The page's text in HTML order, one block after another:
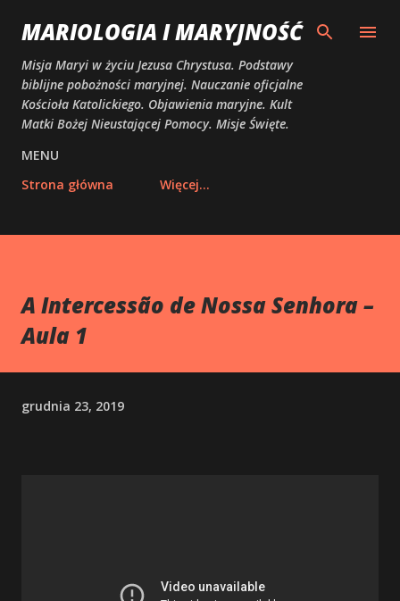
Przejdź do głównej zawartości
MARIOLOGIA I MARYJNOŚĆ
Misja Maryi w życiu Jezusa Chrystusa. Podstawy
biblijne pobożności maryjnej. Nauczanie oficjalne
Kościoła Katolickiego. Objawienia maryjne. Kult
Matki Bożej Nieustającej Pomocy. Misje Święte.
MENU
Strona główna
Więcej…
A Intercessão de Nossa Senhora –
Aula 1
grudnia 23, 2019